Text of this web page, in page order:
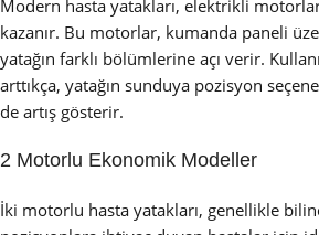
Modern hasta yatakları, elektrikli
kazanır. Bu motorlar, kumanda paneli
yatağın farklı bölümlerine açı verir.
arttıkça, yatağın sunduya pozisyon
de artış gösterir.
2 Motorlu Ekonomik Modeller
İki motorlu hasta yatakları, genellikle